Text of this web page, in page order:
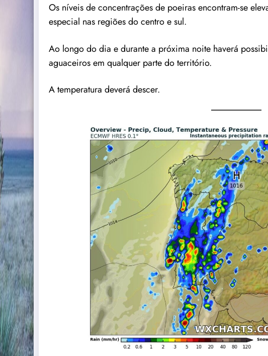
Os níveis de concentrações de poeiras encontram-se
especial nas regiões do centro e sul.
Ao longo do dia e durante a próxima noite haverá
aguaceiros em qualquer parte do território.
A temperatura deverá descer.